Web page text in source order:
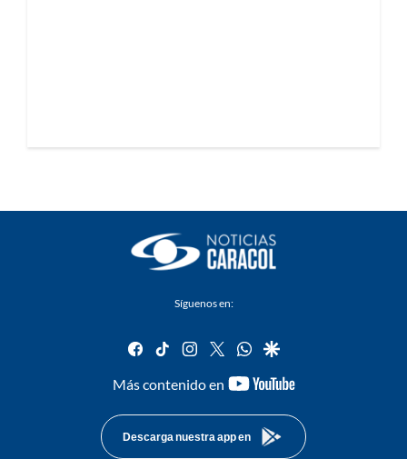
Síguenos en:
facebook
tiktok instagram
twitterwhatsapp
google
Más contenido en
youtube-
Descarga nuestra app en